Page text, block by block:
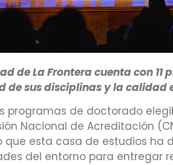
de La Frontera cuenta con
de sus disciplinas y la calidad
programas de doctorado
Nacional de Acreditación
que esta casa de estudios ha
del entorno para entregar